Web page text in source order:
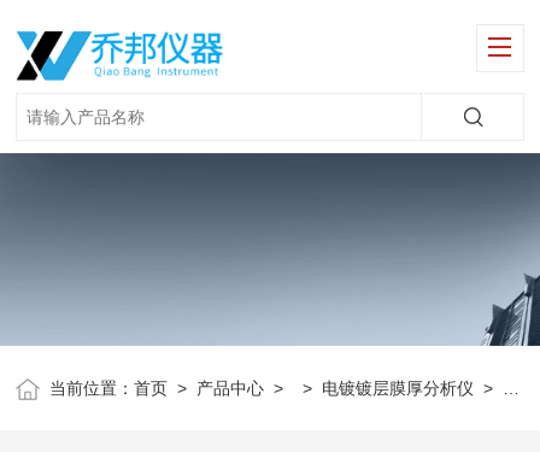
当前位置：首页 > 产品中心 > > 电镀镀层膜厚分析仪 >